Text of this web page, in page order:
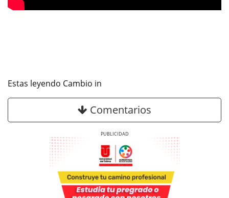
Estas leyendo Cambio in
Comentarios